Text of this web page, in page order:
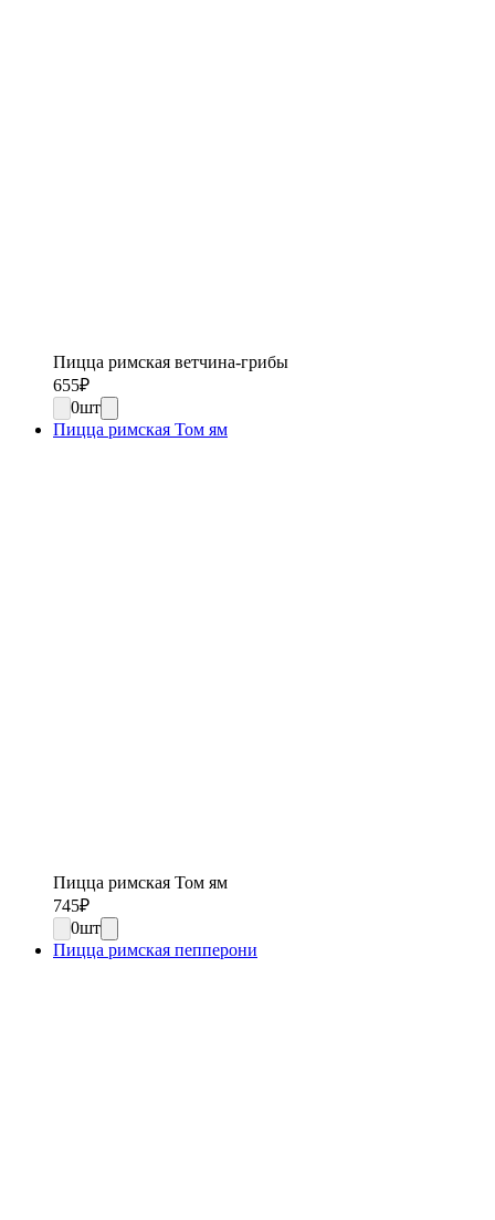
Пицца римская ветчина-грибы
655₽
0шт
Пицца римская Том ям
Пицца римская Том ям
745₽
0шт
Пицца римская пепперони